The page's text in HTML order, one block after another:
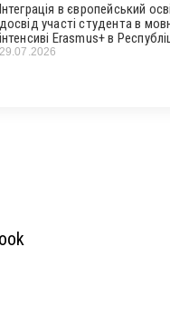
Інтеграція в європейський
досвід участі студента в
інтенсиві Erasmus+ в
29.07.2026